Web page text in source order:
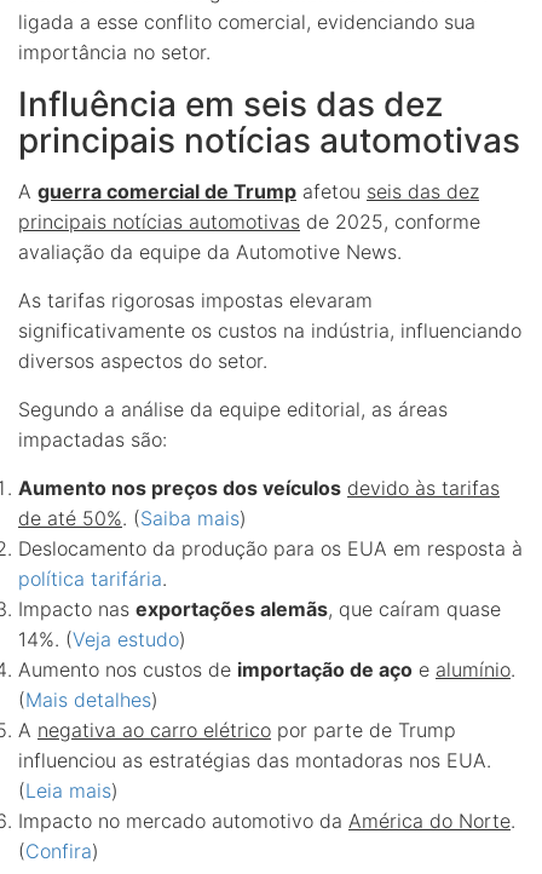
ligada a esse conflito comercial, evidenciando sua
importância no setor.
Influência em seis das dez
principais notícias automotivas
A guerra comercial de Trump afetou seis das dez
principais notícias automotivas de 2025, conforme
avaliação da equipe da Automotive News.
As tarifas rigorosas impostas elevaram
significativamente os custos na indústria, influenciando
diversos aspectos do setor.
Segundo a análise da equipe editorial, as áreas
impactadas são:
Aumento nos preços dos veículos devido às tarifas
de até 50%. (Saiba mais)
Deslocamento da produção para os EUA em resposta à
política tarifária.
Impacto nas exportações alemãs, que caíram quase
14%. (Veja estudo)
Aumento nos custos de importação de aço e alumínio.
(Mais detalhes)
A negativa ao carro elétrico por parte de Trump
influenciou as estratégias das montadoras nos EUA.
(Leia mais)
Impacto no mercado automotivo da América do Norte.
(Confira)